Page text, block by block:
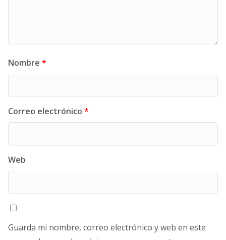
Nombre *
Correo electrónico *
Web
Guarda mi nombre, correo electrónico y web en este